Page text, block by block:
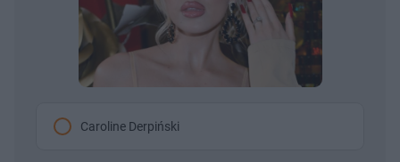
Caroline Derpiński